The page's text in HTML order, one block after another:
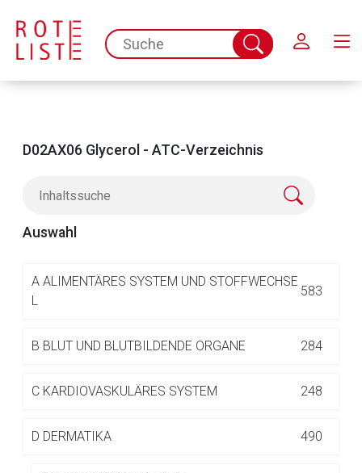
spc.search.input.placeholder
Suche
abschicken
D02AX06 Glycerol - ATC-Verzeichnis
Auswahl
A ALIMENTÄRES SYSTEM UND STOFFWECHSE
L
583
B BLUT UND BLUTBILDENDE ORGANE 284
C KARDIOVASKULÄRES SYSTEM 248
D DERMATIKA 490
Aufruf einer externen Seite
Seite. Für die Inhalte der externen Web-Seite ist deren
Datenschutzbestimmungen.
Zur Seite